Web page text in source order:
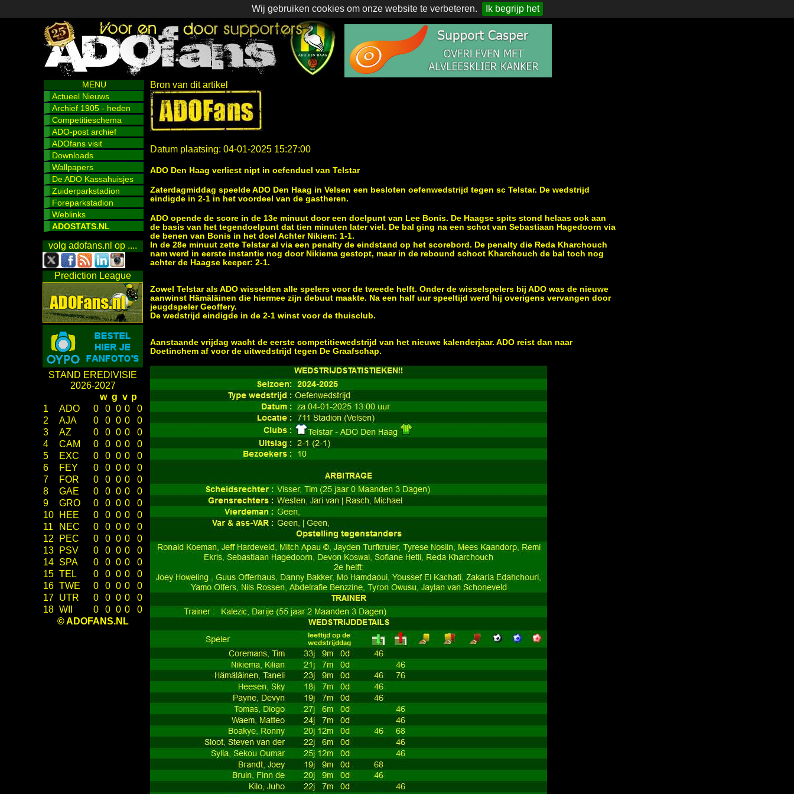
Wij gebruiken cookies om onze website te verbeteren. Ik begrijp het
MENU
Actueel Nieuws
Archief 1905 - heden
Competitieschema
ADO-post archief
ADOfans visit
Downloads
Wallpapers
De ADO Kassahuisjes
Zuiderparkstadion
Foreparkstadion
Weblinks
ADOSTATS.NL
volg adofans.nl op ....
Prediction League
STAND EREDIVISIE
2026-2027
w g v p
1
ADO 0 0 0 0
0
2
AJA 0 0 0 0
0
3
AZ 0 0 0 0
0
4
CAM 0 0 0 0
0
5
EXC 0 0 0 0
0
6
FEY 0 0 0 0
0
7
FOR 0 0 0 0
0
8
GAE 0 0 0 0
0
9
GRO 0 0 0 0
0
10
HEE 0 0 0 0
0
11
NEC 0 0 0 0
0
12
PEC 0 0 0 0
0
13
PSV 0 0 0 0
0
14 SPA 0 0 0 0
0
15 TEL 0 0 0 0
0
16 TWE 0 0 0 0
0
17 UTR 0 0 0 0
0
18 WII 0 0 0 0
0
© ADOFANS.NL
Bron van dit artikel
Datum plaatsing: 04-01-2025 15:27:00
ADO Den Haag verliest nipt in oefenduel van Telstar
Zaterdagmiddag speelde ADO Den Haag in Velsen een besloten oefenwedstrijd tegen sc Telstar. De wedstrijd
eindigde in 2-1 in het voordeel van de gastheren.
ADO opende de score in de 13e minuut door een doelpunt van Lee Bonis. De Haagse spits stond helaas ook aan
de basis van het tegendoelpunt dat tien minuten later viel. De bal ging na een schot van Sebastiaan Hagedoorn via
de benen van Bonis in het doel Achter Nikiem: 1-1.
In de 28e minuut zette Telstar al via een penalty de eindstand op het scorebord. De penalty die Reda Kharchouch
nam werd in eerste instantie nog door Nikiema gestopt, maar in de rebound schoot Kharchouch de bal toch nog
achter de Haagse keeper: 2-1.
Zowel Telstar als ADO wisselden alle spelers voor de tweede helft. Onder de wisselspelers bij ADO was de nieuwe
aanwinst Hämäläinen die hiermee zijn debuut maakte. Na een half uur speeltijd werd hij overigens vervangen door
jeugdspeler Geoffery.
De wedstrijd eindigde in de 2-1 winst voor de thuisclub.
Aanstaande vrijdag wacht de eerste competitiewedstrijd van het nieuwe kalenderjaar. ADO reist dan naar
Doetinchem af voor de uitwedstrijd tegen De Graafschap.